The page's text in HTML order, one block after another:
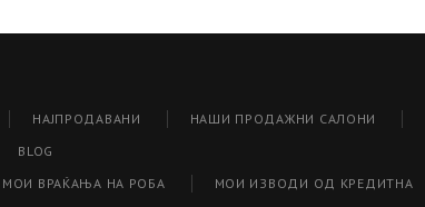
НАЈПРОДАВАНИ НАШИ ПРОДАЖНИ САЛОНИ
BLOG
МОИ ВРАЌАЊА НА РОБА МОИ ИЗВОДИ ОД КРЕДИТНА